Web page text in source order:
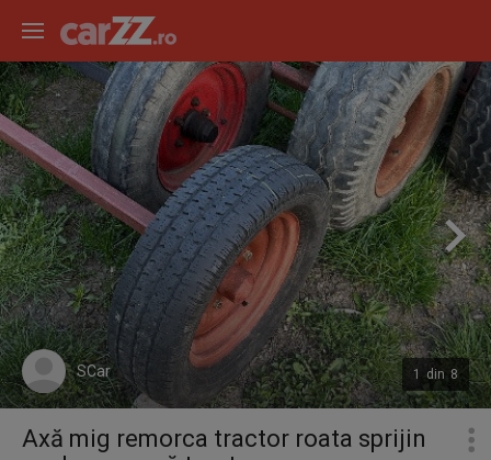
1 din 8
SCar
Axă mig remorca tractor roata sprijin